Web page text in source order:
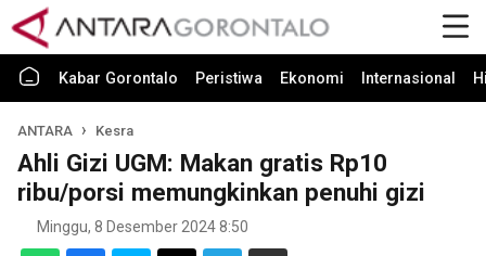
Kabar Gorontalo Peristiwa Ekonomi Internasional
ANTARA Kesra
Ahli Gizi UGM: Makan gratis Rp10
ribu/porsi memungkinkan penuhi gizi
Minggu, 8 Desember 2024 8:50